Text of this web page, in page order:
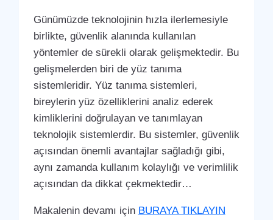
Günümüzde teknolojinin hızla ilerlemesiyle
birlikte, güvenlik alanında kullanılan
yöntemler de sürekli olarak gelişmektedir. Bu
gelişmelerden biri de yüz tanıma
sistemleridir. Yüz tanıma sistemleri,
bireylerin yüz özelliklerini analiz ederek
kimliklerini doğrulayan ve tanımlayan
teknolojik sistemlerdir. Bu sistemler, güvenlik
açısından önemli avantajlar sağladığı gibi,
aynı zamanda kullanım kolaylığı ve verimlilik
açısından da dikkat çekmektedir…
Makalenin devamı için BURAYA TIKLAYIN